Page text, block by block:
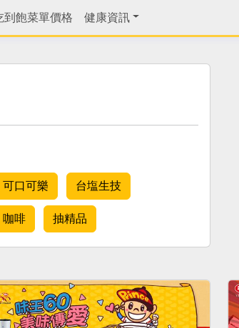
到飽菜單價格 健康資訊
可口可樂 台塩生技
咖啡 抽精品